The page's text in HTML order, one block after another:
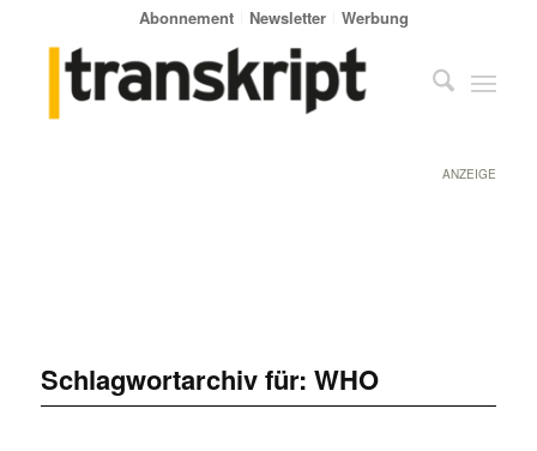
Abonnement Newsletter Werbung
ANZEIGE
Schlagwortarchiv für: WHO